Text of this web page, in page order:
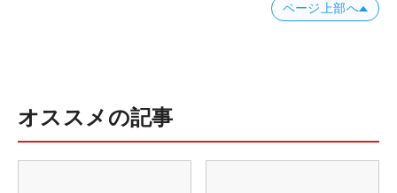
ページ上部へ
オススメの記事